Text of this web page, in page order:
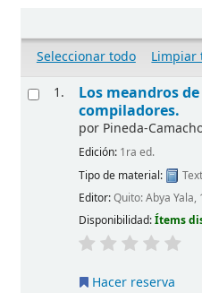
Seleccionar todo Limpiar
1. Los meandros
compiladores.
por Pineda-
Edición: 1ra ed.
Tipo de material:
Editor:Quito: Abya Yala,
Disponibilidad:Ítems
Hacer reserva